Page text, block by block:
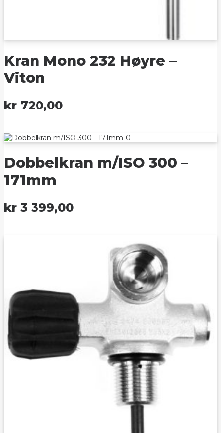
Kran Mono 232 Høyre –
Viton
kr 720,00
Dobbelkran m/ISO 300 –
171mm
kr 3 399,00